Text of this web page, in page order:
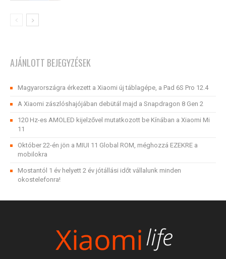
AJÁNLOTT BEJEGYZÉSEK
Magyarországra érkezett a Xiaomi új táblagépe, a Pad 6S Pro 12.4
A Xiaomi zászlóshajójában debütál majd a Snapdragon 8 Gen 2
120 Hz-es AMOLED kijelzővel mutatkozott be Kínában a Xiaomi Mi
11
Október 22-én jön a MIUI 11 Global ROM, méghozzá EZEKRE a
mobilokra
Mostantól 1 év helyett 2 év jótállási időt vállalunk minden
okostelefonra!